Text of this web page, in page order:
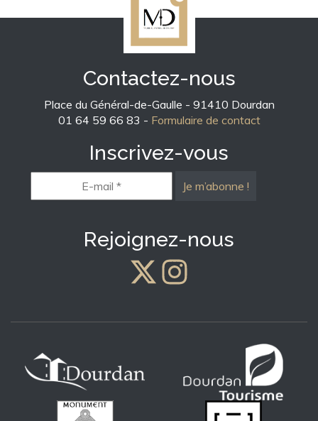
Contactez-nous
Place du Général-de-Gaulle - 91410 Dourdan
01 64 59 66 83 - Formulaire de contact
Inscrivez-vous
mail
*
Rejoignez-nous